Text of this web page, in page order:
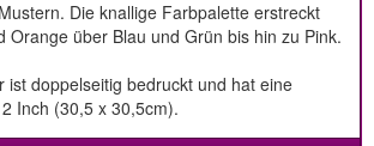
Die knallige Farbpalette erstreckt
Orange über Blau und Grün bis hin zu Pink.
ist doppelseitig bedruckt und hat eine
Inch (30,5 x 30,5cm).